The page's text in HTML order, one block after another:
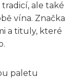
ale také
vína. Značka
a tituly, které
paletu